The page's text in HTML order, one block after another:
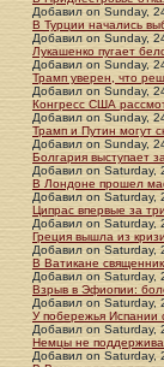
Добавил on Sunday,
В Турции начались
Добавил on Sunday,
Лукашенко пугает
Добавил on Sunday,
Трамп уверен, что
Добавил on Sunday,
Конгресс США
Добавил on Sunday,
Трамп и Путин могут
Добавил on Sunday,
Болгария выступает
Добавил on Saturday,
В Лондоне прошел
Добавил on Saturday,
Ципрас впервые за
Добавил on Saturday,
Греция вышла из
Добавил on Saturday,
В Ватикане
Добавил on Saturday,
Взрыв в Эфиопии:
Добавил on Saturday,
У побережья Испании
Добавил on Saturday,
Немцы не
Добавил on Saturday,